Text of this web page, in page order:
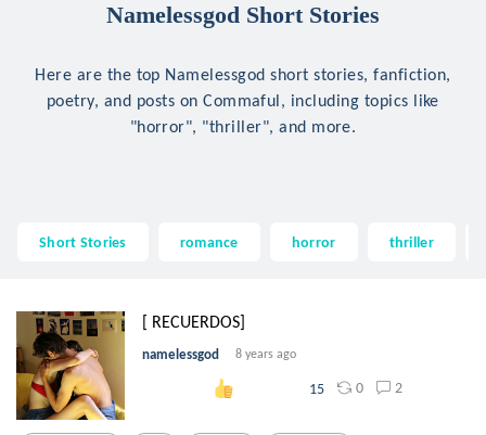
Namelessgod Short Stories
Here are the top Namelessgod short stories, fanfiction,
poetry, and posts on Commaful, including topics like
"horror", "thriller", and more.
Short Stories romance horror thriller
[ RECUERDOS]
namelessgod 8 years ago
15 0 2